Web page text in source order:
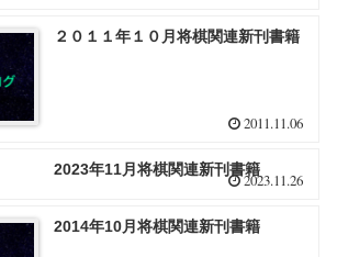
２０１１年１０月将棋関連新刊書籍
2011.11.06
2023年11月将棋関連新刊書籍
2023.11.26
2014年10月将棋関連新刊書籍